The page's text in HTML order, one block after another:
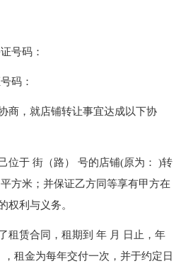
号码：
码：
，就店铺转让事宜达成以下协
于 街（路） 号的店铺(原为： )转
方米；并保证乙方同等享有甲方在
权利与义务。
赁合同，租期到 年 月 日止，年
租金为每年交付一次，并于约定日